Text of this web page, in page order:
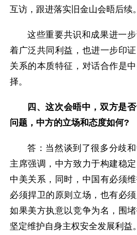
互访，跟进落实旧金山会晤后续。
这些重要共识和成果进一
着广泛共同利益，也进一步印
关系的本质特征，对话合作是
择。
四、这次会晤中，双方是
问题，中方的立场和态度如何?
答：当然谈到了很多分歧
主席强调，中方致力于构建稳
中美关系，同时，中国有必须
必须捍卫的原则立场，也有必须
如果美方执意以竞争为名，围
坚定维护自身主权安全发展利益。